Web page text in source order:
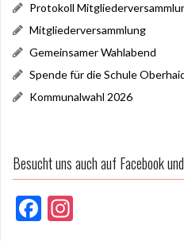
Protokoll
Mitgliederversammlung
Gemeinsamer Wahlabend
Spende für die Schule
Kommunalwahl 2026
Besucht uns auch auf Facebook
F